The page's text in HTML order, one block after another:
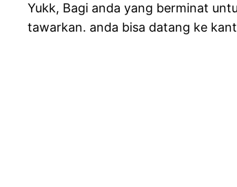
Yukk, Bagi anda yang berminat
tawarkan. anda bisa datang ke